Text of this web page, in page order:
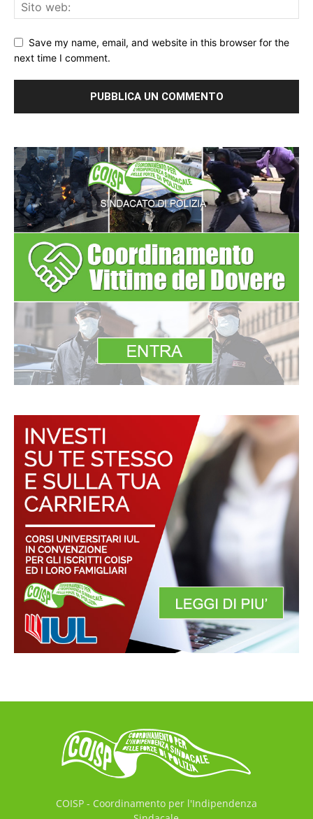
Save my name, email, and website in this browser for the
next time I comment.
COISP - Coordinamento per l'Indipendenza